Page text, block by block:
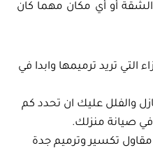
الشقة أو أي مكان مهما كان
التي تريد ترميمها وابدا في
والفلل عليك ان تحدد كم
في صيانة منزلك.
تكسير وترميم جدة